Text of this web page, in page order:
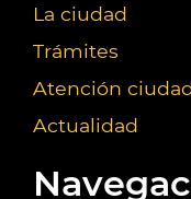
La ciudad
Trámites
Atención
Actualidad